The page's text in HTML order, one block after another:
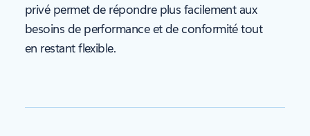
privé permet de répondre plus facilement aux
besoins de performance et de conformité tout
en restant flexible.